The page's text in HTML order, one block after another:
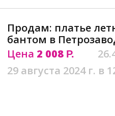
Продам: платье
бантом в
Цена 2 008 Р.
29 августа 2024 г. в